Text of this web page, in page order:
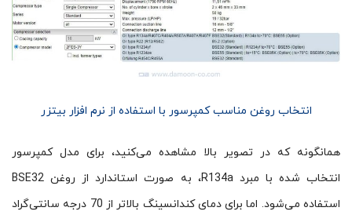
انتخاب روغن مناسب کمپرسور با استفاده از نرم افزار بیتزر
همانگونه که در تصویر بالا مشاهده می‌کنید، برای مدل کمپرسور
انتخاب شده با مبرد R134a، به صورت استاندارد از روغن BSE32
استفاده می‌شود. اما برای دمای کندانسینگ بالاتر از 70 درجه سانتی‌گراد